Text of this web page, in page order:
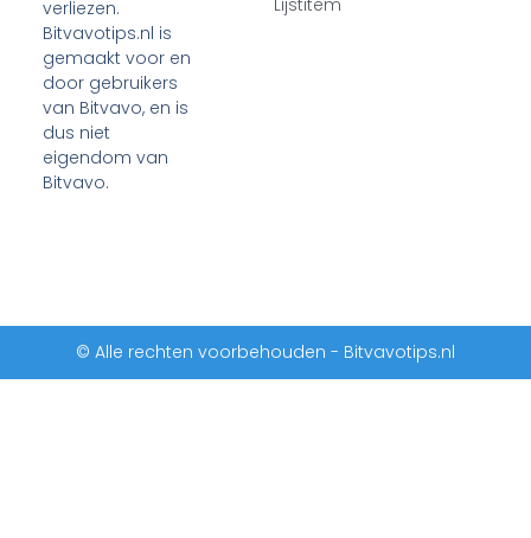
verliezen.
Bitvavotips.nl is
gemaakt voor en
door gebruikers
van Bitvavo, en is
dus niet
eigendom van
Bitvavo.
Lijstitem
© Alle rechten voorbehouden - Bitvavotips.nl